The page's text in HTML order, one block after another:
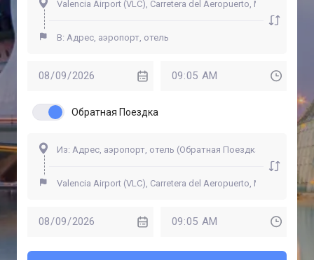
Обратная Поездка